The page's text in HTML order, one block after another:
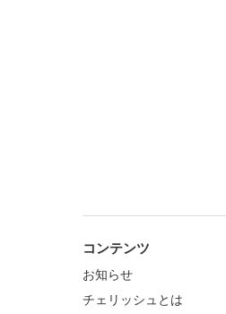
コンテンツ
お知らせ
チェリッシュとは